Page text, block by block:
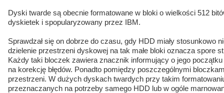
Dyski twarde są obecnie formatowane w bloki o wielkości 512
dyskietek i spopularyzowany przez IBM.
Sprawdzał się on dobrze do czasu, gdy HDD miały stosunkowo
dzielenie przestrzeni dyskowej na tak małe bloki oznacza spore
Każdy taki bloczek zawiera znacznik informujący o jego
na korekcję błędów. Ponadto pomiędzy poszczególnymi
przestrzeni. W dużych dyskach twardych przy takim
przeznaczanych na potrzeby samego HDD lub w ogóle